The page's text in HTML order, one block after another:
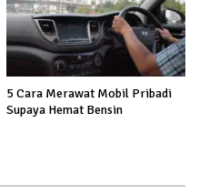
5 Cara Merawat Mobil Pribadi
Supaya Hemat Bensin